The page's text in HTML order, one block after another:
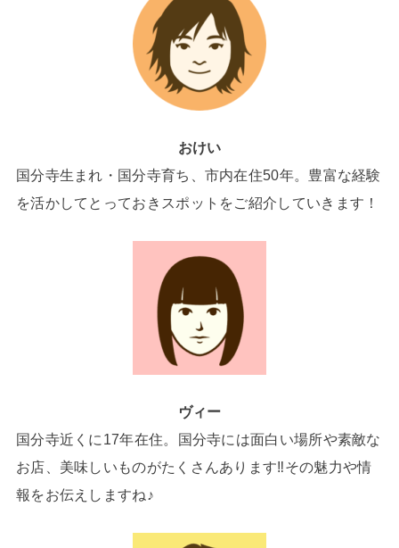
おけい
国分寺生まれ・国分寺育ち、市内在住50年。豊富な経験
を活かしてとっておきスポットをご紹介していきます！
ヴィー
国分寺近くに17年在住。国分寺には面白い場所や素敵な
お店、美味しいものがたくさんあります‼その魅力や情
報をお伝えしますね♪